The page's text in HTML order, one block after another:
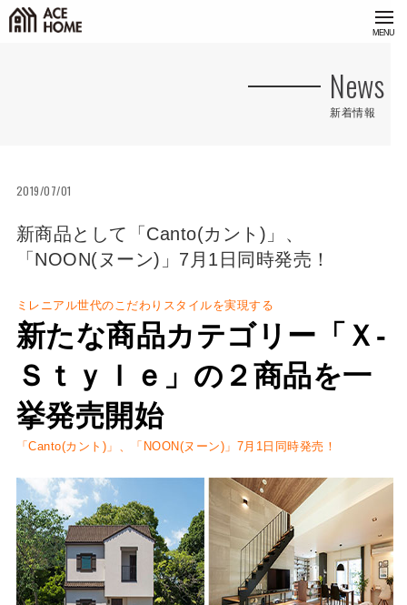
News
新着情報
2019/07/01
新商品として「Canto(カント)」、
「NOON(ヌーン)」7月1日同時発売！
ミレニアル世代のこだわりスタイルを実現する
新たな商品カテゴリー「Ｘ-
Ｓｔｙｌｅ」の２商品を一
挙発売開始
「Canto(カント)」、「NOON(ヌーン)」7月1日同時発売！